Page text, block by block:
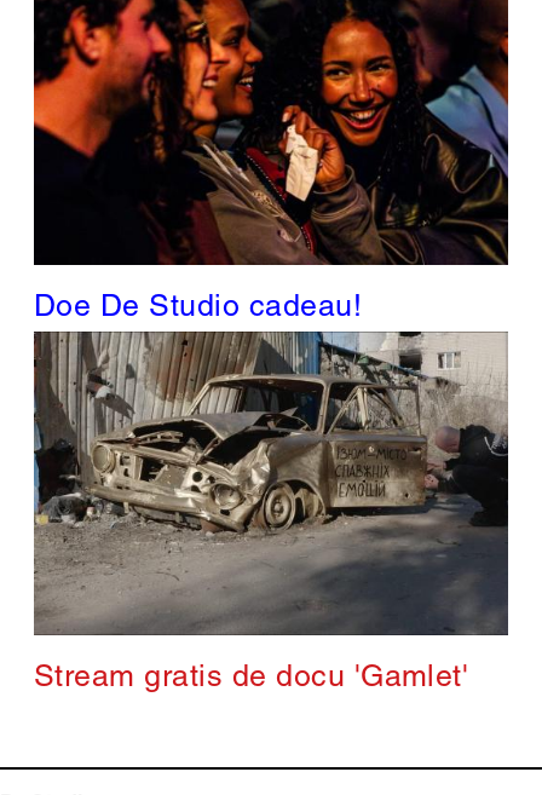
Doe De Studio cadeau!
Stream gratis de docu 'Gamlet'